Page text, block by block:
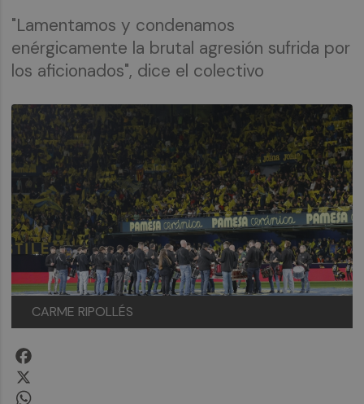
"Lamentamos y condenamos
enérgicamente la brutal agresión sufrida por
los aficionados", dice el colectivo
CARME RIPOLLÉS